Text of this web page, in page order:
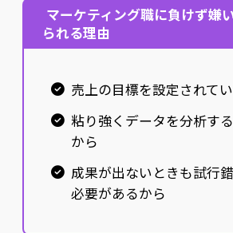
マーケティング職に負けず嫌
られる理由
売上の目標を設定されて
粘り強くデータを分析す
から
成果が出ないときも試行
必要があるから